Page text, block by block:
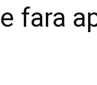
fara